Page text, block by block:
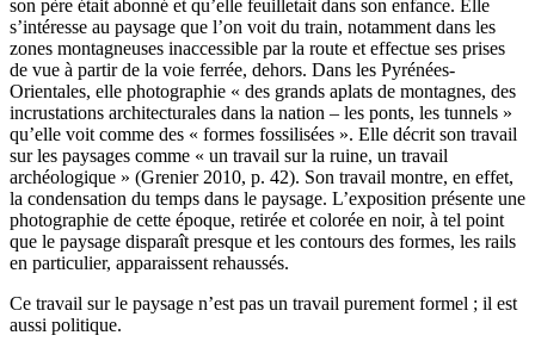
son père était abonné et qu’elle feuilletait dans son enfance. Elle
s’intéresse au paysage que l’on voit du train, notamment dans les
zones montagneuses inaccessible par la route et effectue ses prises
de vue à partir de la voie ferrée, dehors. Dans les Pyrénées-
Orientales, elle photographie « des grands aplats de montagnes, des
incrustations architecturales dans la nation – les ponts, les tunnels »
qu’elle voit comme des « formes fossilisées ». Elle décrit son travail
sur les paysages comme « un travail sur la ruine, un travail
archéologique » (Grenier 2010, p. 42). Son travail montre, en effet,
la condensation du temps dans le paysage. L’exposition présente une
photographie de cette époque, retirée et colorée en noir, à tel point
que le paysage disparaît presque et les contours des formes, les rails
en particulier, apparaissent rehaussés.
Ce travail sur le paysage n’est pas un travail purement formel ; il est
aussi politique.